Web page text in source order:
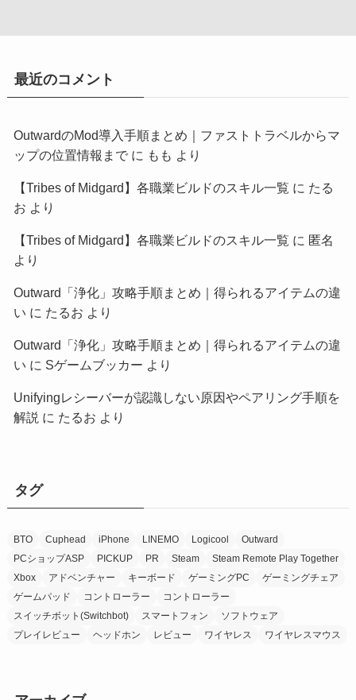
最近のコメント
OutwardのMod導入手順まとめ｜ファストトラベルからマ
ップの位置情報までに もも より
【Tribes of Midgard】各職業ビルドのスキル一覧 に たる
お より
【Tribes of Midgard】各職業ビルドのスキル一覧 に 匿名
より
Outward「浄化」攻略手順まとめ｜得られるアイテムの違
い に たるお より
Outward「浄化」攻略手順まとめ｜得られるアイテムの違
い に Sゲームブッカー より
Unifyingレシーバーが認識しない原因やペアリング手順を
解説 に たるお より
タグ
BTO Cuphead iPhone LINEMO Logicool
Outward
PCショップASP
PICKUP PR Steam
Steam Remote Play Together
Xbox
アドベンチャー キーボード ゲーミングPC
ゲーミングチェア
ゲームパッド
コントローラー
コントローラー
スイッチボット(Switchbot)
スマートフォン
ソフトウェア
プレイレビュー
ヘッドホン レビュー ワイヤレス ワイヤレスマウス